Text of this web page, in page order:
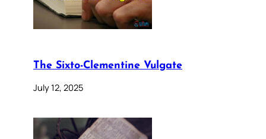
The Sixto-Clementine Vulgate
July 12, 2025